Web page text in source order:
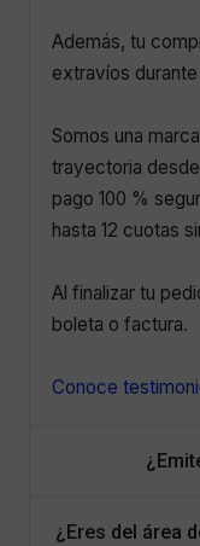
Además, tu
extravíos
Somos una
trayectoria
pago 100 %
hasta 12 cuotas
Al finalizar tu
boleta o factura.
Conoce
¿Eres del área